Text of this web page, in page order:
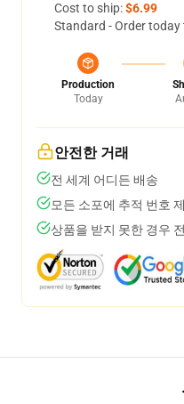
Cost to ship:$6.99
Standard - Order today
Production
Today
안전한 거래
전 세계 어디든 배송
모든 소포에 추적 번호
상품을 받지 못한 경우